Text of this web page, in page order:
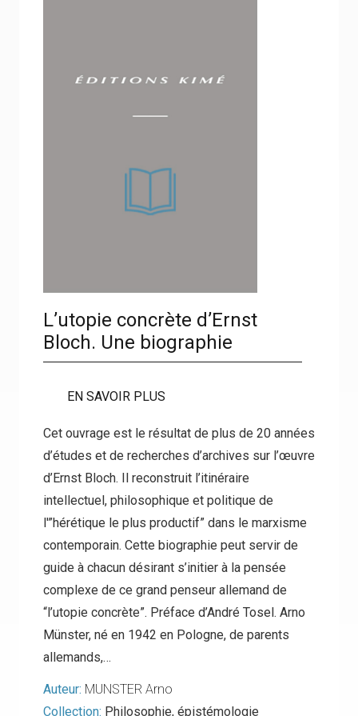
L’utopie concrète d’Ernst
Bloch. Une biographie
EN SAVOIR PLUS
Cet ouvrage est le résultat de plus de 20 années
d’études et de recherches d’archives sur l’œuvre
d’Ernst Bloch. Il reconstruit l’itinéraire
intellectuel, philosophique et politique de
l'”hérétique le plus productif” dans le marxisme
contemporain. Cette biographie peut servir de
guide à chacun désirant s’initier à la pensée
complexe de ce grand penseur allemand de
“l’utopie concrète”. Préface d’André Tosel. Arno
Münster, né en 1942 en Pologne, de parents
allemands,…
Auteur: MUNSTER Arno
Collection: Philosophie, épistémologie